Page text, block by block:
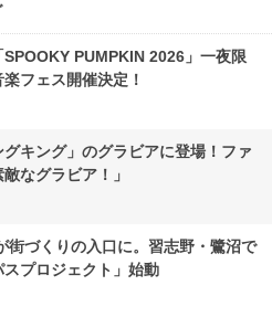
PUMPKIN 2026」一夜限
フェス開催決定！
キング」のグラビアに登場！ファ
なグラビア！」
街づくりの入口に。習志野・鷺沼で
スプロジェクト」始動